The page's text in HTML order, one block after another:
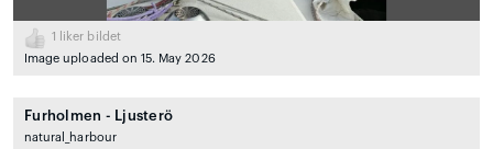
1
liker bildet
Image uploaded on 15. May 2026
Furholmen - Ljusterö
natural_harbour